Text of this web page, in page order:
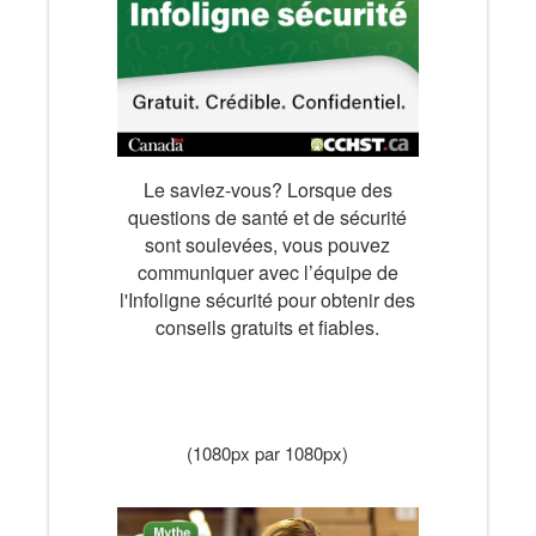
Le saviez-vous? Lorsque des
questions de santé et de sécurité
sont soulevées, vous pouvez
communiquer avec l’équipe de
l'Infoligne sécurité pour obtenir des
conseils gratuits et fiables.
(1080px par 1080px)